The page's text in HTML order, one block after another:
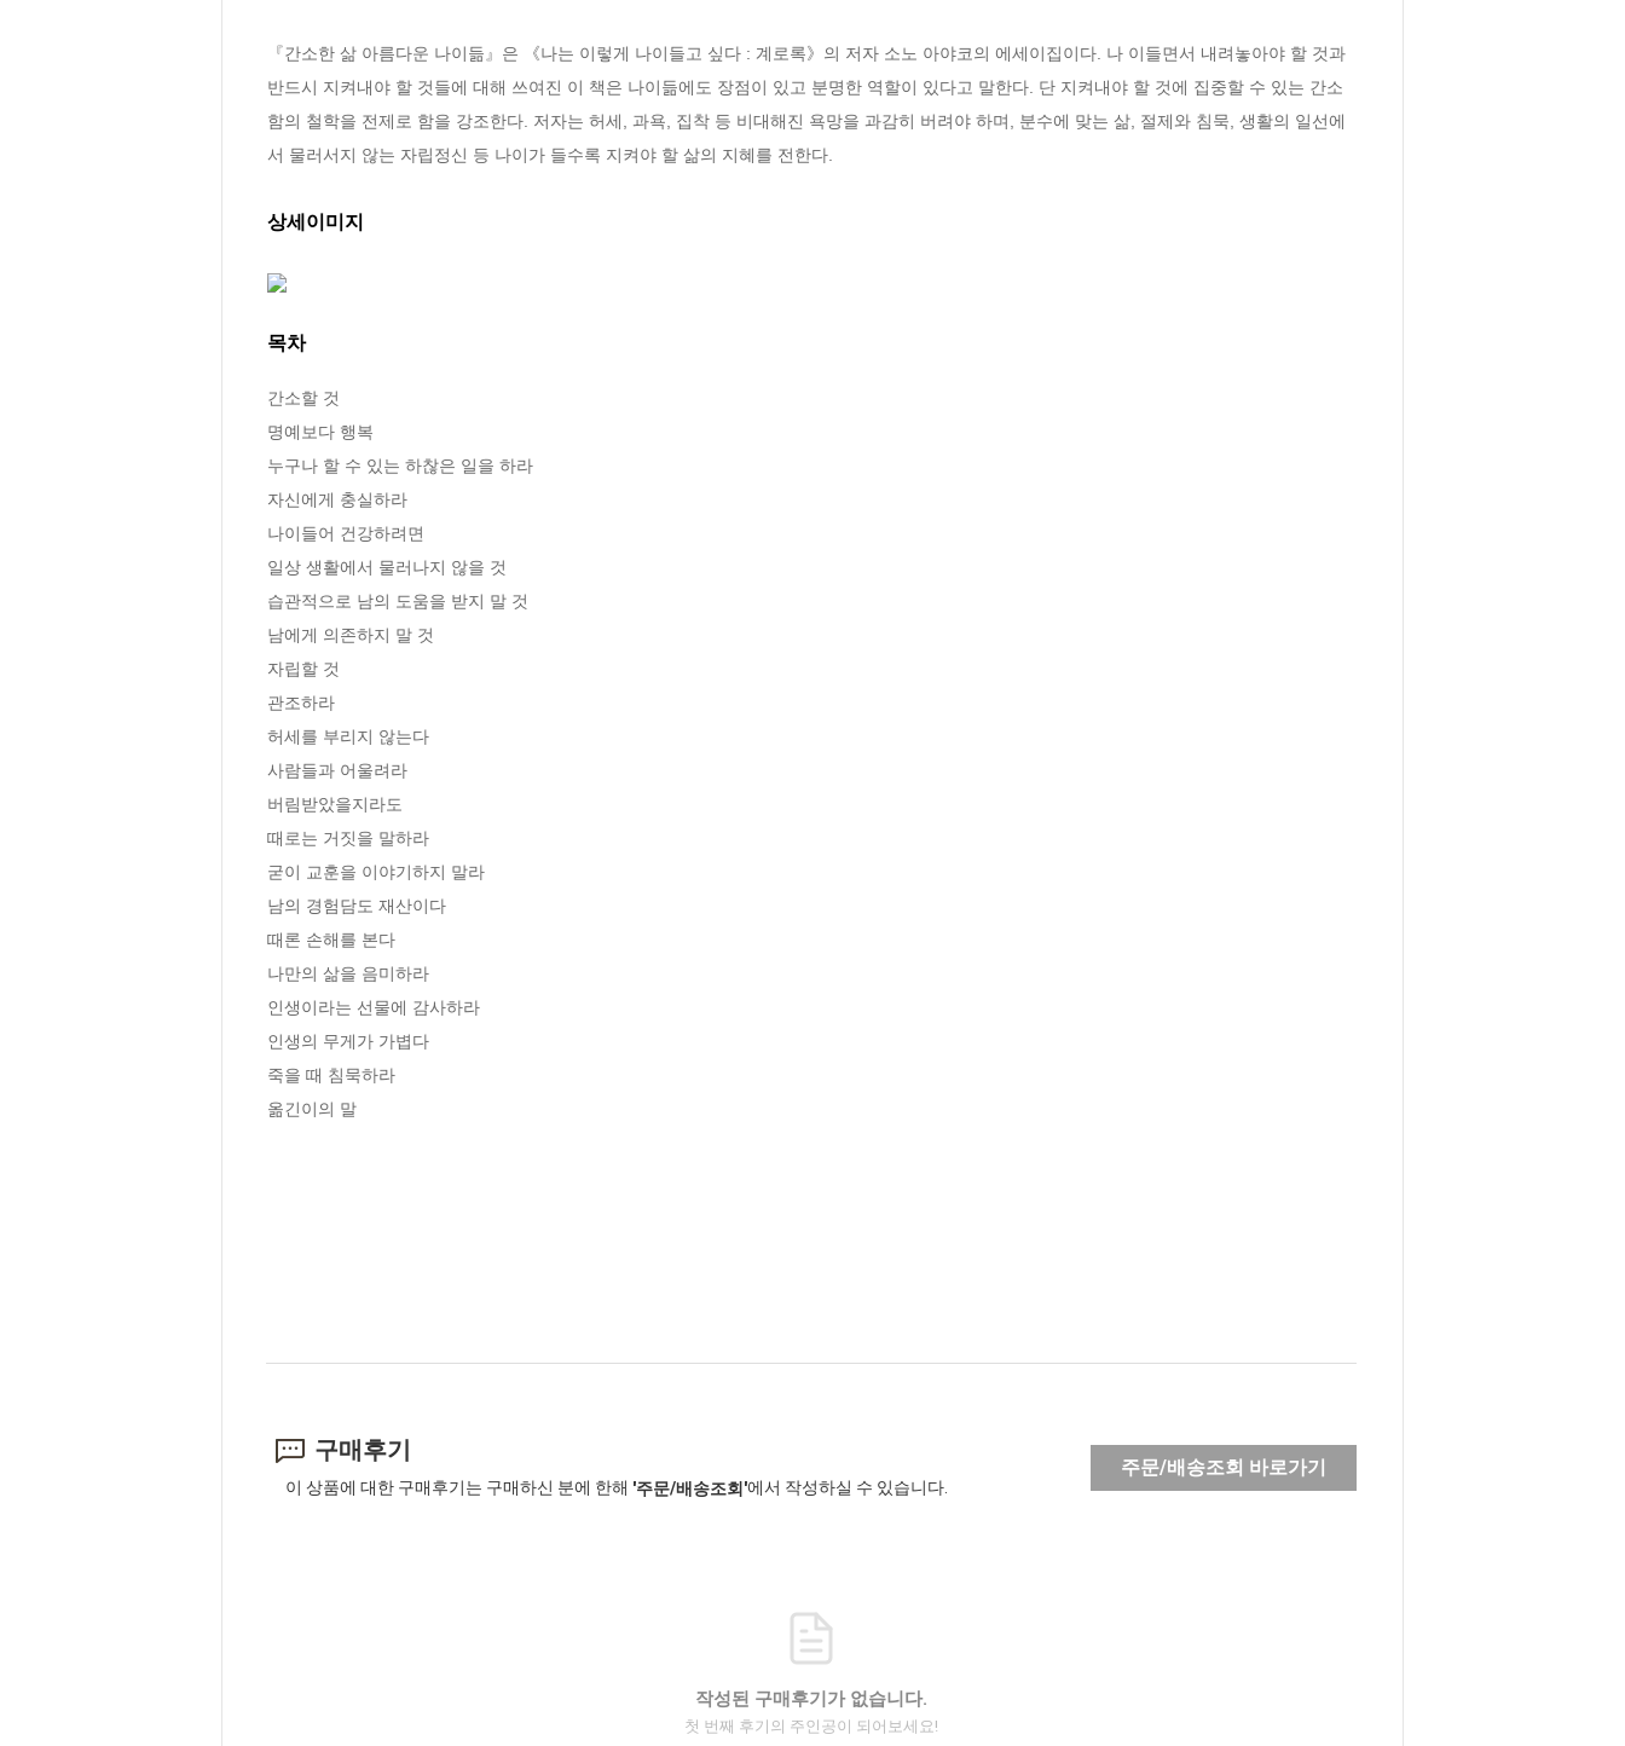
『간소한 삶 아름다운 나이듦』은 《나는 이렇게 나이들고 싶다 : 계로록》의 저자 소노 아야코의 에세이집이다. 나 이들면서 내려놓아야 할 것과
반드시 지켜내야 할 것들에 대해 쓰여진 이 책은 나이듦에도 장점이 있고 분명한 역할이 있다고 말한다. 단 지켜내야 할 것에 집중할 수 있는 간소
함의 철학을 전제로 함을 강조한다. 저자는 허세, 과욕, 집착 등 비대해진 욕망을 과감히 버려야 하며, 분수에 맞는 삶, 절제와 침묵, 생활의 일선에
서 물러서지 않는 자립정신 등 나이가 들수록 지켜야 할 삶의 지혜를 전한다.
상세이미지
목차
간소할 것
명예보다 행복
누구나 할 수 있는 하찮은 일을 하라
자신에게 충실하라
나이들어 건강하려면
일상 생활에서 물러나지 않을 것
습관적으로 남의 도움을 받지 말 것
남에게 의존하지 말 것
자립할 것
관조하라
허세를 부리지 않는다
사람들과 어울려라
버림받았을지라도
때로는 거짓을 말하라
굳이 교훈을 이야기하지 말라
남의 경험담도 재산이다
때론 손해를 본다
나만의 삶을 음미하라
인생이라는 선물에 감사하라
인생의 무게가 가볍다
죽을 때 침묵하라
옮긴이의 말
구매후기
이 상품에 대한 구매후기는 구매하신 분에 한해 '주문/배송조회'에서 작성하실 수 있습니다.
주문/배송조회 바로가기
작성된 구매후기가 없습니다.
첫 번째 후기의 주인공이 되어보세요!